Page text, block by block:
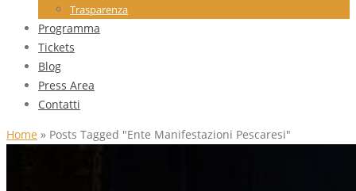
Trasparenza
Programma
Tickets
Blog
Press Area
Contatti
Home » Posts Tagged "Ente Manifestazioni Pescaresi"